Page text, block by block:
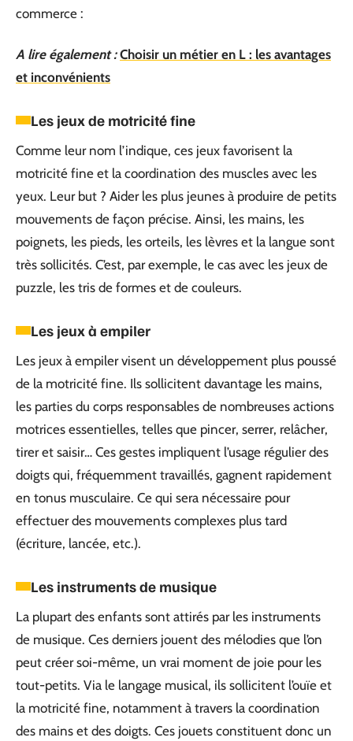
commerce :
A lire également : Choisir un métier en L : les avantages
et inconvénients
Les jeux de motricité fine
Comme leur nom l’indique, ces jeux favorisent la
motricité fine et la coordination des muscles avec les
yeux. Leur but ? Aider les plus jeunes à produire de petits
mouvements de façon précise. Ainsi, les mains, les
poignets, les pieds, les orteils, les lèvres et la langue sont
très sollicités. C’est, par exemple, le cas avec les jeux de
puzzle, les tris de formes et de couleurs.
Les jeux à empiler
Les jeux à empiler visent un développement plus poussé
de la motricité fine. Ils sollicitent davantage les mains,
les parties du corps responsables de nombreuses actions
motrices essentielles, telles que pincer, serrer, relâcher,
tirer et saisir… Ces gestes impliquent l’usage régulier des
doigts qui, fréquemment travaillés, gagnent rapidement
en tonus musculaire. Ce qui sera nécessaire pour
effectuer des mouvements complexes plus tard
(écriture, lancée, etc.).
Les instruments de musique
La plupart des enfants sont attirés par les instruments
de musique. Ces derniers jouent des mélodies que l’on
peut créer soi-même, un vrai moment de joie pour les
tout-petits. Via le langage musical, ils sollicitent l’ouïe et
la motricité fine, notamment à travers la coordination
des mains et des doigts. Ces jouets constituent donc un